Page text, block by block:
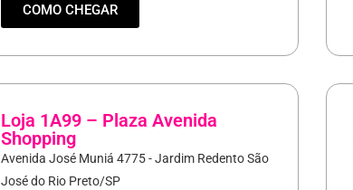
COMO CHEGAR
Loja 1A99 – Plaza Avenida
Shopping
Avenida José Muniá 4775 - Jardim Redento São
José do Rio Preto/SP